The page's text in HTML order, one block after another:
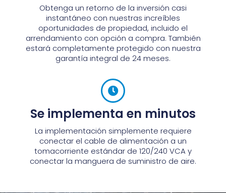
Obtenga un retorno de la inversión casi
instantáneo con nuestras increíbles
oportunidades de propiedad, incluido el
arrendamiento con opción a compra. También
estará completamente protegido con nuestra
garantía integral de 24 meses.
Se implementa en minutos
La implementación simplemente requiere
conectar el cable de alimentación a un
tomacorriente estándar de 120/240 VCA y
conectar la manguera de suministro de aire.